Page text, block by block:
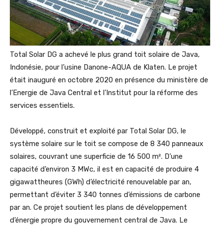
Total Solar DG a achevé le plus grand toit solaire de Java,
Indonésie, pour l’usine Danone-AQUA de Klaten. Le projet
était inauguré en octobre 2020 en présence du ministère de
l’Energie de Java Central et l’Institut pour la réforme des
services essentiels.
Développé, construit et exploité par Total Solar DG, le
système solaire sur le toit se compose de 8 340 panneaux
solaires, couvrant une superficie de 16 500 m². D’une
capacité d’environ 3 MWc, il est en capacité de produire 4
gigawattheures (GWh) d’électricité renouvelable par an,
permettant d’éviter 3 340 tonnes d’émissions de carbone
par an. Ce projet soutient les plans de développement
d’énergie propre du gouvernement central de Java. Le